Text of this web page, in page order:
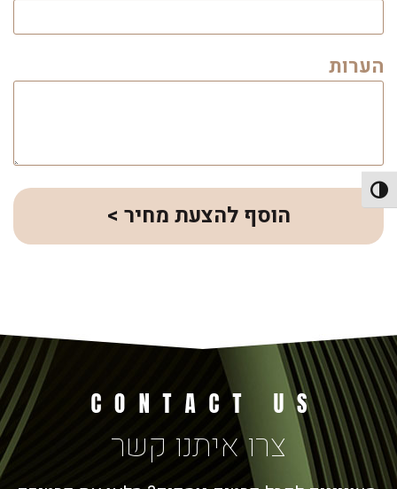
הפעל/כבה ניגודיות גבוהה
הערות
הוסף להצעת מחיר >
צרו איתנו קשר